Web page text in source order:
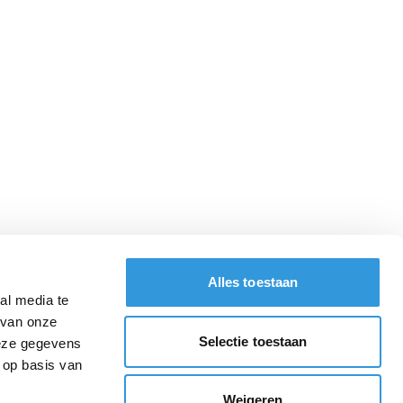
media te
onze
gegevens
basis van
Alles toestaan
Selectie toestaan
Weigeren